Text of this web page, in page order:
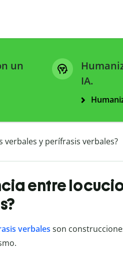
un
IA.
verbales y perífrasis verbales?
entre
verbales son